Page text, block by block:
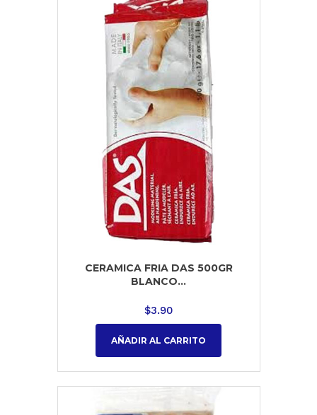
CERAMICA FRIA DAS 500GR
BLANCO...
$3.90
AÑADIR AL CARRITO